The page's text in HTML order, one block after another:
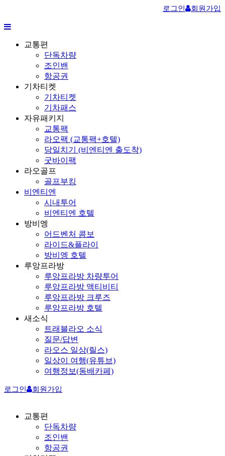
로그인 회원가입
교통편
단독차량
조인밴
항공권
기차티켓
기차티켓
기차패스
자유패키지
교통팩
라오팩 (교통팩+호텔)
당일치기 (비엔티엔 출도착)
굿바이팩
라오골프
골프부킹
비엔티엔
시내투어
비엔티엔 호텔
방비엥
어드벤처 콤보
라이드&플라이
방비엥 호텔
루앙프라방
루앙프라방 차량투어
루앙프라방 액티비티
루앙프라방 크루즈
루앙프라방 호텔
새소식
트래블라오 소식
질문/답변
라오스 일상(릴스)
일상이 여행(유튜브)
여행정보(동배카페)
로그인 회원가입
교통편
단독차량
조인밴
항공권